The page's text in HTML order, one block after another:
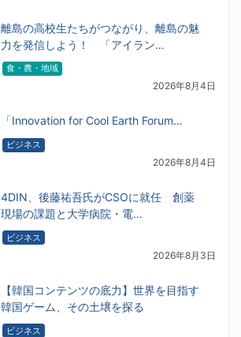
離島の高校生たちがつながり、離島の魅
力を発信しよう！ 「アイラン…
食・農・地域
2026年8月4日
「Innovation for Cool Earth Forum…
ビジネス
2026年8月4日
4DIN、後藤祐吾氏がCSOに就任 創薬
現場の課題と大学病院・電…
ビジネス
2026年8月3日
【韓国コンテンツの底力】世界を目指す
韓国ゲーム、その土壌を探る
ビジネス